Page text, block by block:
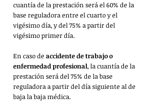
cuantía de la prestación será el 60% de la
base reguladora entre el cuarto y el
vigésimo día, y del 75% a partir del
vigésimo primer día.
En caso de accidente de trabajo o
enfermedad profesional, la cuantía de la
prestación será del 75% de la base
reguladora a partir del día siguiente al de
baja la baja médica.